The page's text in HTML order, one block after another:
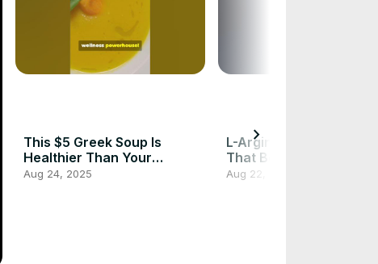
This $5 Greek Soup Is
Healthier Than Your
Smoothie
Aug 24, 2025
L-Arginine: The
That Boosts Energy &
Circulation
Aug 22, 2025
chevron_right